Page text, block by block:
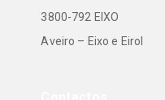
3800-792 EIXO
Aveiro – Eixo e Eirol